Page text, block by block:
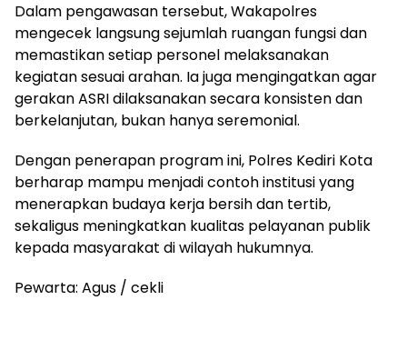
Dalam pengawasan tersebut, Wakapolres
mengecek langsung sejumlah ruangan fungsi dan
memastikan setiap personel melaksanakan
kegiatan sesuai arahan. Ia juga mengingatkan agar
gerakan ASRI dilaksanakan secara konsisten dan
berkelanjutan, bukan hanya seremonial.
Dengan penerapan program ini, Polres Kediri Kota
berharap mampu menjadi contoh institusi yang
menerapkan budaya kerja bersih dan tertib,
sekaligus meningkatkan kualitas pelayanan publik
kepada masyarakat di wilayah hukumnya.
Pewarta: Agus / cekli